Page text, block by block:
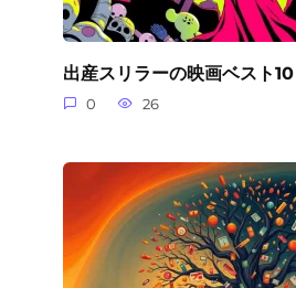
出産スリラーの映画ベスト10
0 26